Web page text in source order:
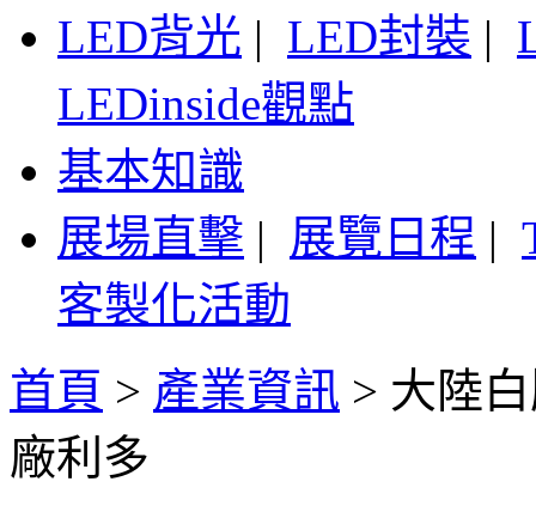
LED背光 | LED封裝 |
LEDinside觀點
基本知識
展場直擊 | 展覽日程 |
客製化活動
首頁 > 產業資訊 > 大陸
廠利多